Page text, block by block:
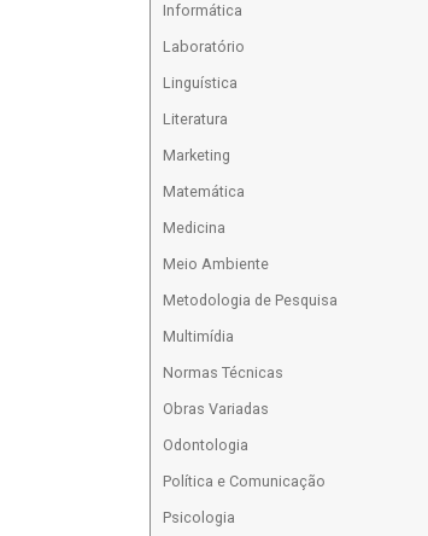
Informática
Laboratório
Linguística
Literatura
Marketing
Matemática
Medicina
Meio Ambiente
Metodologia de Pesquisa
Multimídia
Normas Técnicas
Obras Variadas
Odontologia
Política e Comunicação
Psicologia